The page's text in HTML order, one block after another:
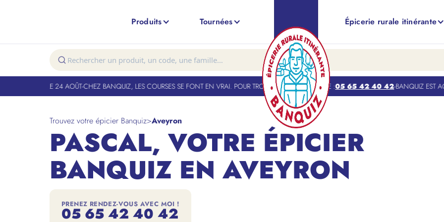
Produits Tournées Épicerie rurale itinérante
LE 24 AOÛT-CHEZ BANQUIZ, LES COURSES SE FONT EN VRAI. POUR TROUVER VOTRE TOURNÉE : 05 65 42 40 42 -BANQUIZ EST
Trouvez votre épicier Banquiz>Aveyron
PASCAL, VOTRE ÉPICIER
BANQUIZ EN AVEYRON
PRENEZ RENDEZ-VOUS AVEC MOI !
05 65 42 40 42